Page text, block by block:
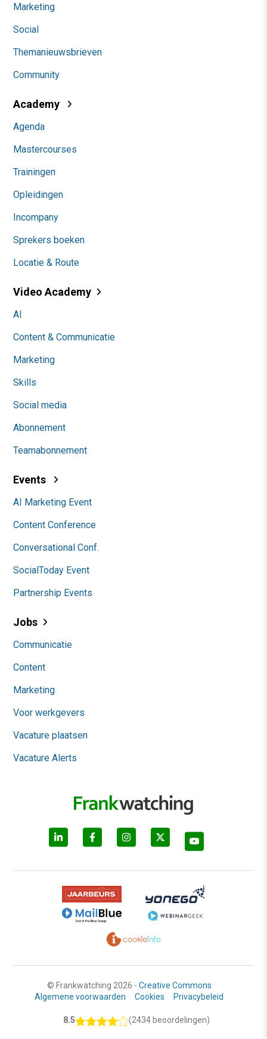
Marketing
Social
Themanieuwsbrieven
Community
Academy
Agenda
Mastercourses
Trainingen
Opleidingen
Incompany
Sprekers boeken
Locatie & Route
Video Academy
AI
Content & Communicatie
Marketing
Skills
Social media
Abonnement
Teamabonnement
Events
AI Marketing Event
Content Conference
Conversational Conf.
SocialToday Event
Partnership Events
Jobs
Communicatie
Content
Marketing
Voor werkgevers
Vacature plaatsen
Vacature Alerts
© Frankwatching 2026 - Creative Commons
Algemene voorwaarden
Cookies Privacybeleid
8.5 (2434 beoordelingen)